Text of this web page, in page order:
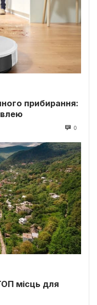
прибирання:
0
місць для